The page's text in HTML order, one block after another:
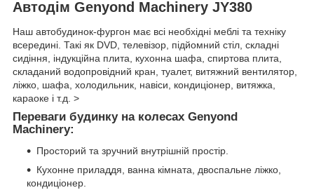
Автодім Genyond Machinery JY380
Наш автобудинок-фургон має всі необхідні меблі та техніку
всередині. Такі як DVD, телевізор, підйомний стіл, складні
сидіння, індукційна плита, кухонна шафа, спиртова плита,
складаний водопровідний кран, туалет, витяжний вентилятор,
ліжко, шафа, холодильник, навіси, кондиціонер, витяжка,
караоке і т.д. >
Переваги будинку на колесах Genyond
Machinery:
Просторий та зручний внутрішній простір.
Кухонне приладдя, ванна кімната, двоспальне ліжко,
кондиціонер.